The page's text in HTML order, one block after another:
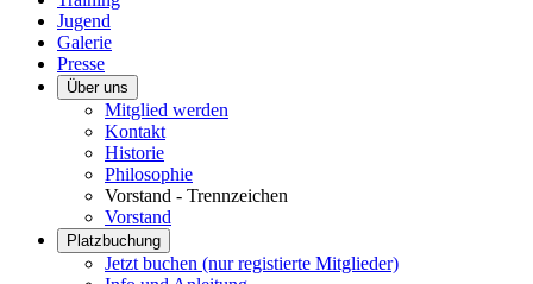
Jugend
Galerie
Presse
Über uns
Mitglied werden
Kontakt
Historie
Philosophie
Vorstand - Trennzeichen
Vorstand
Platzbuchung
Jetzt buchen (nur registierte Mitglieder)